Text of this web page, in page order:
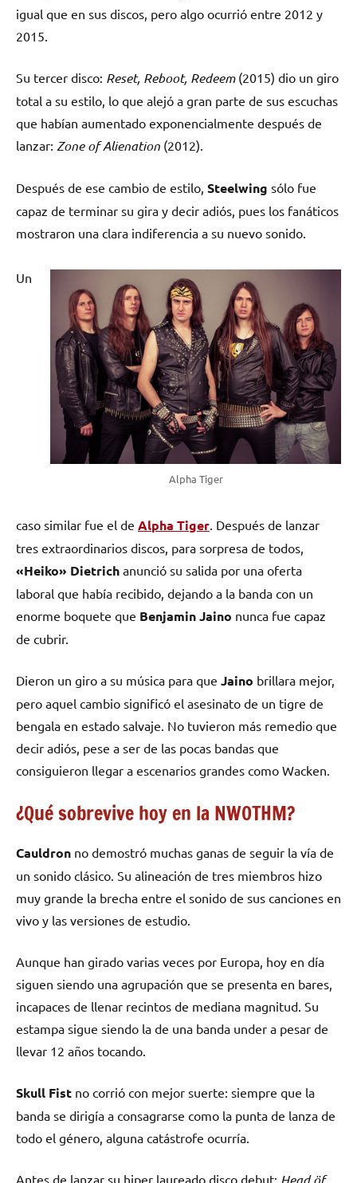
igual que en sus discos, pero algo ocurrió entre 2012 y
2015.
Su tercer disco: Reset, Reboot, Redeem(2015) dio un giro
total a su estilo, lo que alejó a gran parte de sus escuchas
que habían aumentado exponencialmente después de
lanzar: Zone of Alienation (2012).
Después de ese cambio de estilo, Steelwing sólo fue
capaz de terminar su gira y decir adiós, pues los fanáticos
mostraron una clara indiferencia a su nuevo sonido.
Alpha Tiger
Un
caso similar fue el de Alpha Tiger . Después de lanzar
tres extraordinarios discos, para sorpresa de todos,
«Heiko» Dietrich anunció su salida por una oferta
laboral que había recibido, dejando a la banda con un
enorme boquete que Benjamin Jaino nunca fue capaz
de cubrir.
Dieron un giro a su música para que Jaino brillara mejor,
pero aquel cambio significó el asesinato de un tigre de
bengala en estado salvaje. No tuvieron más remedio que
decir adiós, pese a ser de las pocas bandas que
consiguieron llegar a escenarios grandes como Wacken.
¿Qué sobrevive hoy en la NWOTHM?
Cauldron no demostró muchas ganas de seguir la vía de
un sonido clásico. Su alineación de tres miembros hizo
muy grande la brecha entre el sonido de sus canciones en
vivo y las versiones de estudio.
Aunque han girado varias veces por Europa, hoy en día
siguen siendo una agrupación que se presenta en bares,
incapaces de llenar recintos de mediana magnitud. Su
estampa sigue siendo la de una banda under a pesar de
llevar 12 años tocando.
Skull Fist no corrió con mejor suerte: siempre que la
banda se dirigía a consagrarse como la punta de lanza de
todo el género, alguna catástrofe ocurría.
Antes de lanzar su hiper laureado disco debut: Head öf